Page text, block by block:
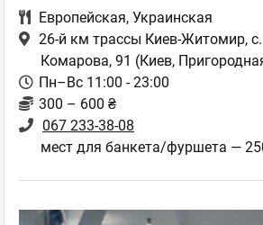
Европейская, Украинская
26-й км трассы Киев-Житомир,
Комарова, 91 (Киев,
Пн–Вс 11:00 - 23:00
300 – 600 ₴
067 233-38-08
мест для банкета/фуршета —